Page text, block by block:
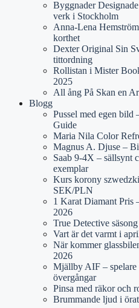
Byggnader
verk i Stockholm
Anna-Lena
korthet
Dexter Original Sin
tittordning
Rollistan i Mister
2025
All ång På Skan en
Blogg
Pussel med egen bild
Guide
Maria Nila Color
Magnus A. Djuse –
Saab 9-4X – sällsynt
exemplar
Kurs korony
SEK/PLN
1 Karat Diamant Pris
2026
True Detective
Vart är det varmt i
När kommer
2026
Mjällby AIF – spelare
övergångar
Pinsa med räkor och
Brummande ljud i